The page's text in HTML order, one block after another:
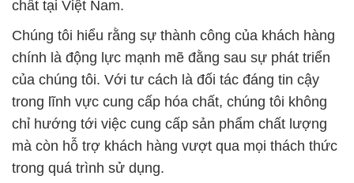
chất tại Việt Nam.
Chúng tôi hiểu rằng sự thành công của khách hàng
chính là động lực mạnh mẽ đằng sau sự phát triển
của chúng tôi. Với tư cách là đối tác đáng tin cậy
trong lĩnh vực cung cấp hóa chất, chúng tôi không
chỉ hướng tới việc cung cấp sản phẩm chất lượng
mà còn hỗ trợ khách hàng vượt qua mọi thách thức
trong quá trình sử dụng.